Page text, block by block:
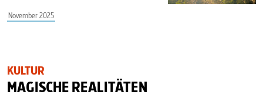
November 2025
KULTUR
MAGISCHE REALITÄTEN